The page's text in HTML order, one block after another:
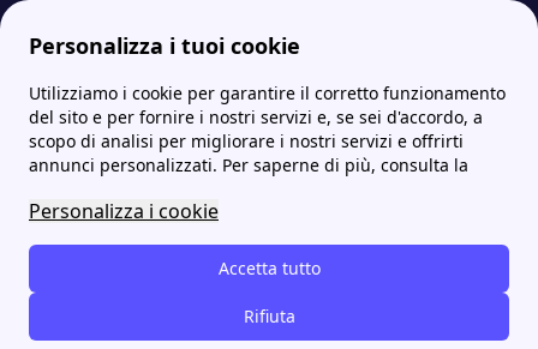
Personalizza i tuoi cookie
Utilizziamo i cookie per garantire il corretto funzionamento
del sito e per fornire i nostri servizi e, se sei d'accordo, a
scopo di analisi per migliorare i nostri servizi e offrirti
annunci personalizzati. Per saperne di più, consulta la
Personalizza i cookie
Accetta tutto
Rifiuta
Internet Casa Offerte Tiscali internet, ADSL e mobile: le migliori tariffe Tiscali servizi extra: come attivarli e disattivarli
Tiscali servizi extra: come
attivarli e disattivarli
servizi extra Tiscali
pacchetti
scelta sensata se intendi iniziare un rapporto